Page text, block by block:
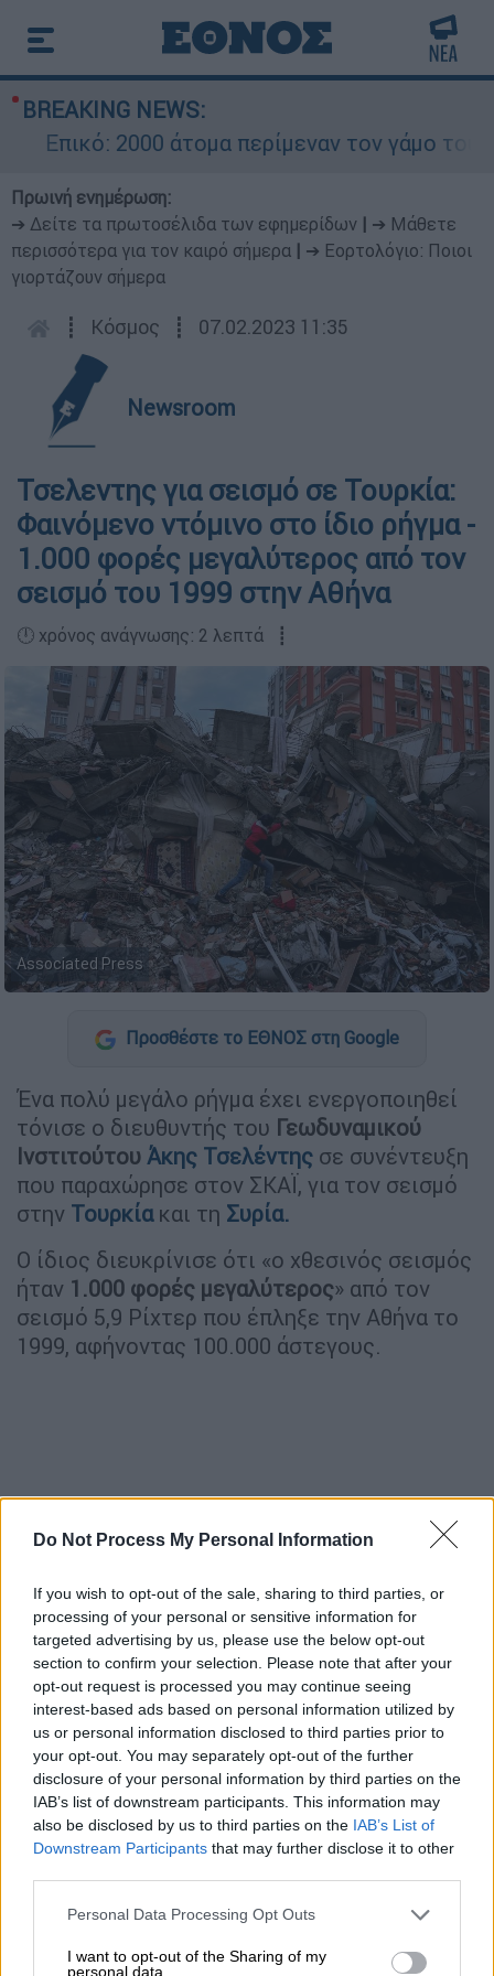
Do Not Process My Personal Information
If you wish to opt-out of the sale, sharing to third parties, or
processing of your personal or sensitive information for
targeted advertising by us, please use the below opt-out
section to confirm your selection. Please note that after your
opt-out request is processed you may continue seeing
interest-based ads based on personal information utilized by
us or personal information disclosed to third parties prior to
your opt-out. You may separately opt-out of the further
disclosure of your personal information by third parties on the
IAB’s list of downstream participants. This information may
also be disclosed by us to third parties on the IAB’s List of
Downstream Participants that may further disclose it to other
Please note that this website/app uses one or more Google
not limited to your visit or usage behaviour. You may click to
Personal Data Processing Opt Outs
I want to opt-out of the Sharing of my
personal data.
BREAKING NEWS:
Επικό: 2000 άτομα περίμεναν τον γάμο του
Πρωινή ενημέρωση:
➔ Δείτε τα πρωτοσέλιδα των εφημερίδων
➔ Μάθετε
περισσότερα για τον καιρό σήμερα
➔ Εορτολόγιο: Ποιοι
γιορτάζουν σήμερα
┋ Κόσμος ┋ 07.02.2023 11:35
Newsroom
Τσελεντης για σεισμό σε Τουρκία:
Φαινόμενο ντόμινο στο ίδιο ρήγμα -
1.000 φορές μεγαλύτερος από τον
σεισμό του 1999 στην Αθήνα
🕛 χρόνος ανάγνωσης: 2 λεπτά ┋
Associated Press
Προσθέστε το ΕΘΝΟΣ στη Google
Ένα πολύ μεγάλο ρήγμα έχει ενεργοποιηθεί
τόνισε ο διευθυντής του Γεωδυναμικού
Ινστιτούτου Άκης Τσελέντης σε συνέντευξη
που παραχώρησε στον ΣΚΑΪ, για τον σεισμό
στην Τουρκία και τη Συρία.
Ο ίδιος διευκρίνισε ότι «ο χθεσινός σεισμός
ήταν 1.000 φορές μεγαλύτερος» από τον
σεισμό 5,9 Ρίχτερ που έπληξε την Αθήνα το
1999, αφήνοντας 100.000 άστεγους.
ΔΙΑΒΑΣΤΕ ΕΠΙΣΗΣ
Κόσμος|07.02.2023 09:26
Σεισμός στην Τουρκία: Δραματική
διάσωση ατόμου στον αέρα του OPEN
– 2 ημέρες μετά τη δόνηση
Κόσμος|07.02.2023 08:57
Τραγική ιστορία από τη Συρία:
Μητέρα γέννησε το μωρό της και